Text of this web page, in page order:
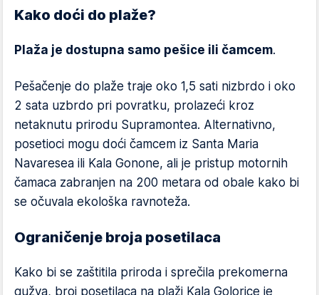
Kako doći do plaže?
Plaža je dostupna samo pešice ili čamcem.
Pešačenje do plaže traje oko 1,5 sati nizbrdo i oko
2 sata uzbrdo pri povratku, prolazeći kroz
netaknutu prirodu Supramontea. Alternativno,
posetioci mogu doći čamcem iz Santa Maria
Navaresea ili Kala Gonone, ali je pristup motornih
čamaca zabranjen na 200 metara od obale kako bi
se očuvala ekološka ravnoteža.
Ograničenje broja posetilaca
Kako bi se zaštitila priroda i sprečila prekomerna
gužva, broj posetilaca na plaži Kala Golorice je